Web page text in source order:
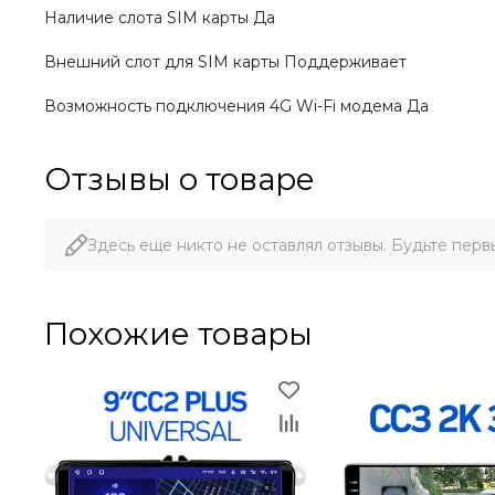
Наличие слота SIM карты Да
Внешний слот для SIM карты Поддерживает
Возможность подключения 4G Wi-Fi модема Да
Отзывы о товаре
Здесь еще никто не оставлял отзывы. Будьте
Похожие товары